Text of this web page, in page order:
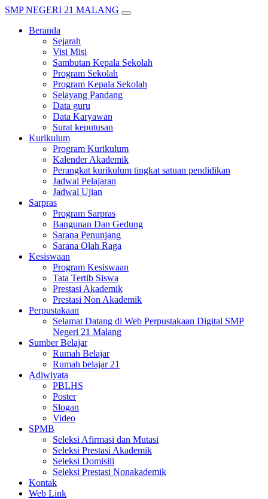
SMP NEGERI 21 MALANG
Beranda
Sejarah
Visi Misi
Sambutan Kepala Sekolah
Program Sekolah
Program Kepala Sekolah
Selayang Pandang
Data guru
Data Karyawan
Surat keputusan
Kurikulum
Program Kurikulum
Kalender Akademik
Perangkat kurikulum tingkat satuan pendidikan
Jadwal Pelajaran
Jadwal Ujian
Sarpras
Program Sarpras
Bangunan Dan Gedung
Sarana Penunjang
Sarana Olah Raga
Kesiswaan
Program Kesiswaan
Tata Tertib Siswa
Prestasi Akademik
Prestasi Non Akademik
Perpustakaan
Selamat Datang di Web Perpustakaan Digital SMP
Negeri 21 Malang
Sumber Belajar
Rumah Belajar
Rumah belajar 21
Adiwiyata
PBLHS
Poster
Slogan
Video
SPMB
Seleksi Afirmasi dan Mutasi
Seleksi Prestasi Akademik
Seleksi Domisili
Seleksi Prestasi Nonakademik
Kontak
Web Link